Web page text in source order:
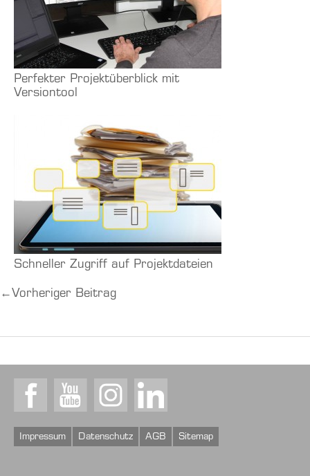
Perfekter Projektüberblick mit
Versiontool
Schneller Zugriff auf Projektdateien
← Vorheriger Beitrag
Impressum Datenschutz AGB Sitemap